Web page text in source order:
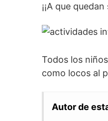
¡¡A que
Todos los
como locos al
Autor de